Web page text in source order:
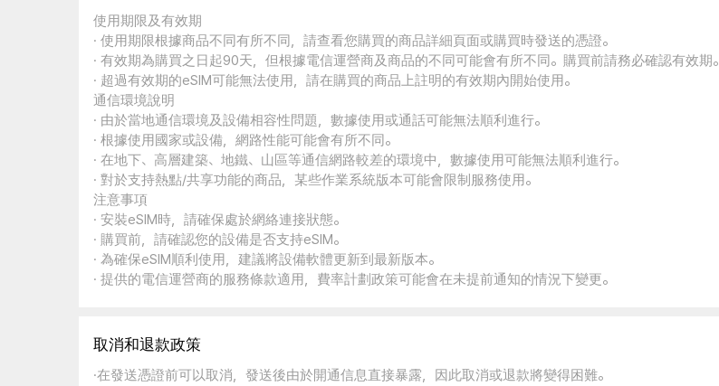
使用期限及有效期
· 使用期限根據商品不同有所不同，請查看您購買的商品詳細頁面或購買時發送的憑證。
· 有效期為購買之日起90天，但根據電信運營商及商品的不同可能會有所不同。購買前請務必確認有效期。
· 超過有效期的eSIM可能無法使用，請在購買的商品上註明的有效期內開始使用。
通信環境說明
· 由於當地通信環境及設備相容性問題，數據使用或通話可能無法順利進行。
· 根據使用國家或設備，網路性能可能會有所不同。
· 在地下、高層建築、地鐵、山區等通信網路較差的環境中，數據使用可能無法順利進行。
· 對於支持熱點/共享功能的商品，某些作業系統版本可能會限制服務使用。
注意事項
· 安裝eSIM時，請確保處於網絡連接狀態。
· 購買前，請確認您的設備是否支持eSIM。
· 為確保eSIM順利使用，建議將設備軟體更新到最新版本。
· 提供的電信運營商的服務條款適用，費率計劃政策可能會在未提前通知的情況下變更。
取消和退款政策
·在發送憑證前可以取消，發送後由於開通信息直接暴露，因此取消或退款將變得困難。